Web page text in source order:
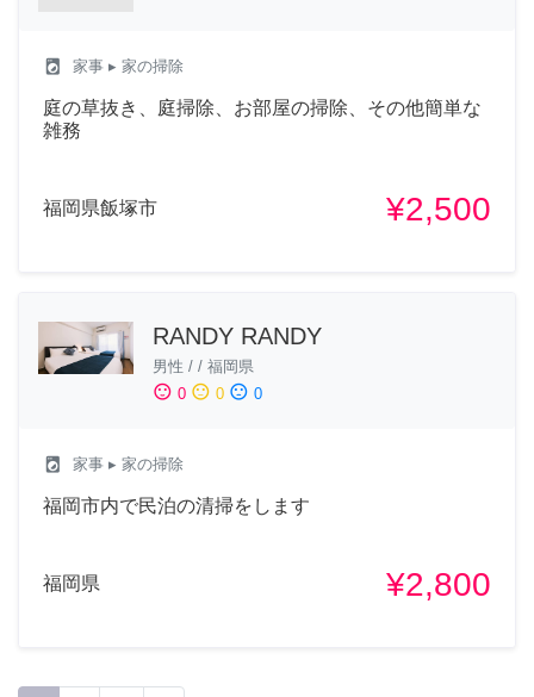
local_laundry_service 家事 ▸ 家の掃除
庭の草抜き、庭掃除、お部屋の掃除、その他簡単な
雑務
福岡県飯塚市 ¥2,500
RANDY RANDY
男性 / / 福岡県
sentiment_satisfied 0 sentiment_neutral 0 sentiment_dissatisfied 0
local_laundry_service 家事 ▸ 家の掃除
福岡市内で民泊の清掃をします
福岡県 ¥2,800